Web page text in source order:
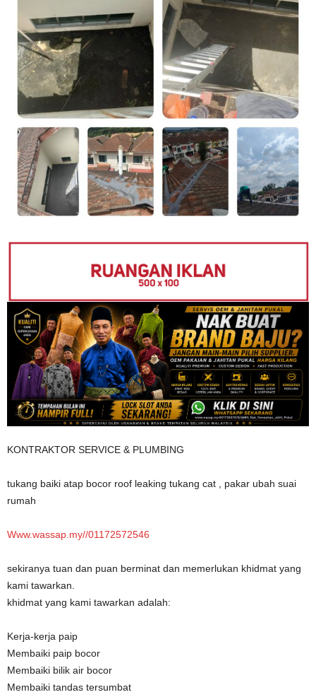
KONTRAKTOR SERVICE & PLUMBING
tukang baiki atap bocor roof leaking tukang cat , pakar ubah suai
rumah
Www.wassap.my//01172572546
sekiranya tuan dan puan berminat dan memerlukan khidmat yang
kami tawarkan.
khidmat yang kami tawarkan adalah:
Kerja-kerja paip
Membaiki paip bocor
Membaiki bilik air bocor
Membaiki tandas tersumbat